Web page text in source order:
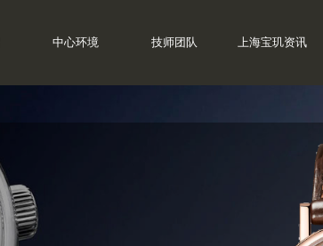
中心环境 技师团队 上海宝玑资讯